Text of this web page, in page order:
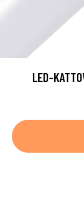
LED-